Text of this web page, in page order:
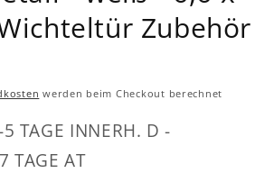
Modal
öffnen
Zubehör
werden beim Checkout berechnet
5 TAGE INNERH. D -
TAGE AT